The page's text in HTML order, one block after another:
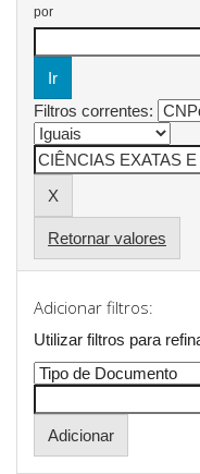
por
Filtros correntes:
Retornar valores
Adicionar filtros:
Utilizar filtros para